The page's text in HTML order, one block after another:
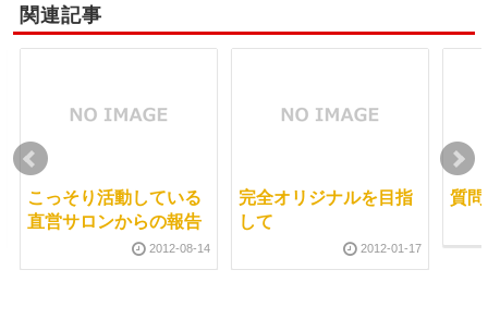
関連記事
こっそり活動している
直営サロンからの報告
2012-08-14
完全オリジナルを目指
して
2012-01-17
質